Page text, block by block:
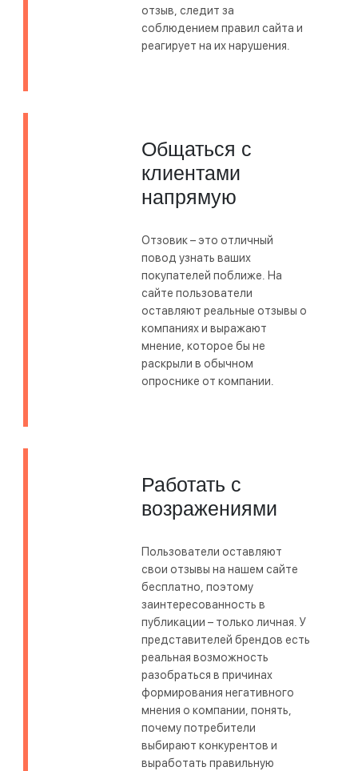
отзыв, следит за
соблюдением правил сайта и
реагирует на их нарушения.
Общаться с
клиентами
напрямую
Отзовик – это отличный
повод узнать ваших
покупателей поближе. На
сайте пользователи
оставляют реальные отзывы о
компаниях и выражают
мнение, которое бы не
раскрыли в обычном
опроснике от компании.
Работать с
возражениями
Пользователи оставляют
свои отзывы на нашем сайте
бесплатно, поэтому
заинтересованность в
публикации – только личная. У
представителей брендов есть
реальная возможность
разобраться в причинах
формирования негативного
мнения о компании, понять,
почему потребители
выбирают конкурентов и
выработать правильную